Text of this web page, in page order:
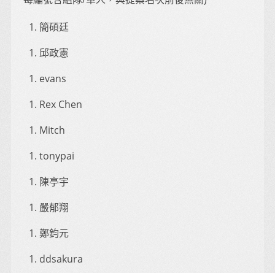
簡碩廷
邱政憲
evans
Rex Chen
Mitch
tonypai
陳亭宇
嚴郁翔
鄭鈞元
ddsakura